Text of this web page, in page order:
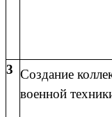
3 Создание
военной